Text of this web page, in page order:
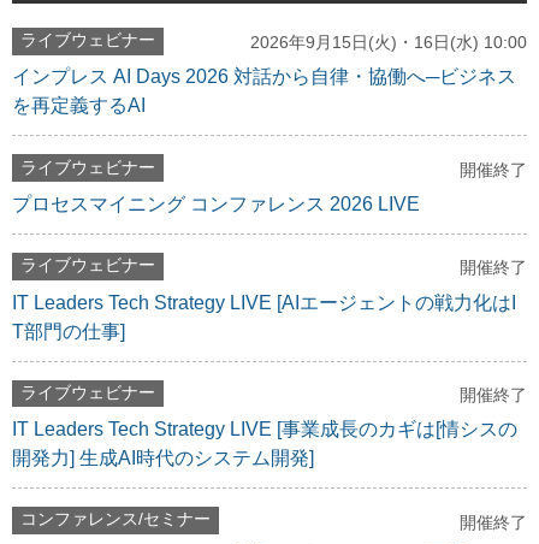
ライブウェビナー 2026年9月15日(火)・16日(水) 10:00
インプレス AI Days 2026 対話から自律・協働へ─ビジネス
を再定義するAI
ライブウェビナー 開催終了
プロセスマイニング コンファレンス 2026 LIVE
ライブウェビナー 開催終了
IT Leaders Tech Strategy LIVE [AIエージェントの戦力化はI
T部門の仕事]
ライブウェビナー 開催終了
IT Leaders Tech Strategy LIVE [事業成長のカギは[情シスの
開発力] 生成AI時代のシステム開発]
コンファレンス/セミナー 開催終了